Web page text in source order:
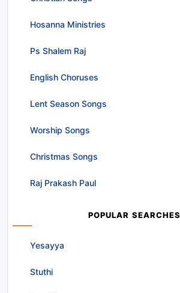
Hosanna Ministries
Ps Shalem Raj
English Choruses
Lent Season Songs
Worship Songs
Christmas Songs
Raj Prakash Paul
POPULAR SEARCHES
Yesayya
Stuthi